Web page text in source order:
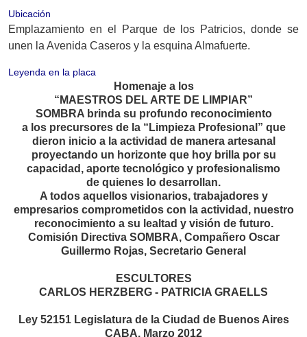
Ubicación
Emplazamiento en el Parque de los Patricios, donde se
unen la Avenida Caseros y la esquina Almafuerte.
Leyenda en la placa
Homenaje a los
“MAESTROS DEL ARTE DE LIMPIAR”
SOMBRA brinda su profundo reconocimiento
a los precursores de la “Limpieza Profesional” que
dieron inicio a la actividad de manera artesanal
proyectando un horizonte que hoy brilla por su
capacidad, aporte tecnológico y profesionalismo
de quienes lo desarrollan.
A todos aquellos visionarios, trabajadores y
empresarios comprometidos con la actividad, nuestro
reconocimiento a su lealtad y visión de futuro.
Comisión Directiva SOMBRA, Compañero Oscar
Guillermo Rojas, Secretario General
ESCULTORES
CARLOS HERZBERG - PATRICIA GRAELLS
Ley 52151 Legislatura de la Ciudad de Buenos Aires
CABA, Marzo 2012